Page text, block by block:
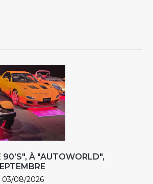
90’S", À "AUTOWORLD",
03/08/2026